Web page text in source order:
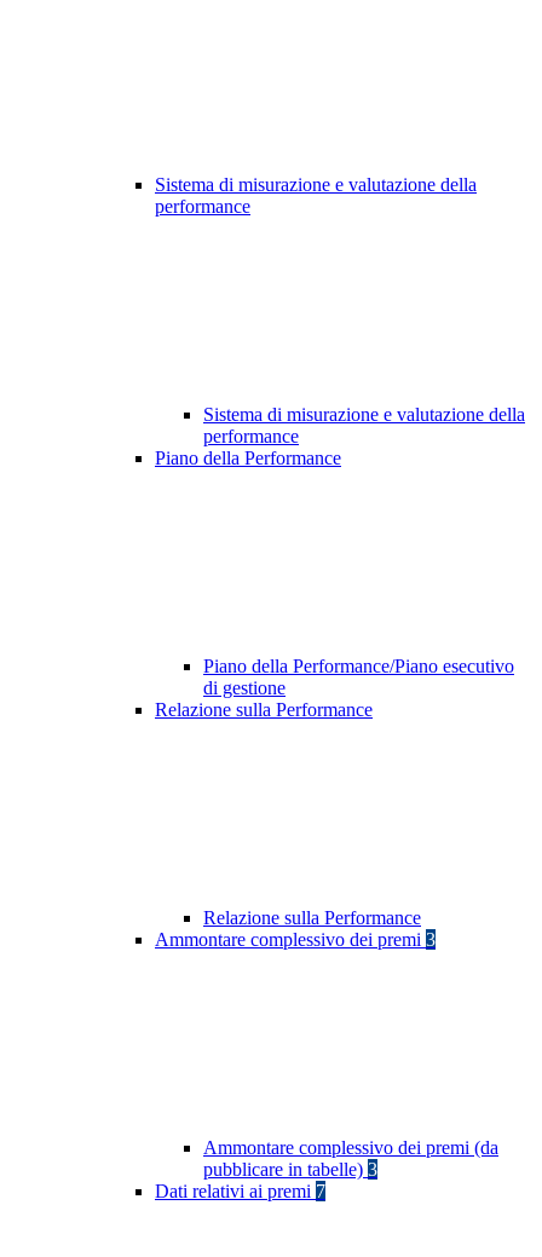
Sistema di misurazione e valutazione della
performance
Sistema di misurazione e valutazione della
performance
Piano della Performance
Piano della Performance/Piano esecutivo
di gestione
Relazione sulla Performance
Relazione sulla Performance
Ammontare complessivo dei premi 3
Ammontare complessivo dei premi (da
pubblicare in tabelle) 3
Dati relativi ai premi 7